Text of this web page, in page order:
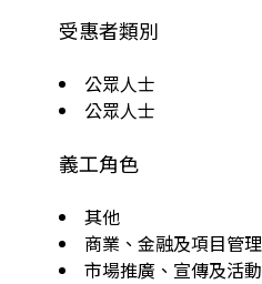
受惠者類別
公眾人士
公眾人士
義工角色
其他
商業、金融及項目管理
市場推廣、宣傳及活動